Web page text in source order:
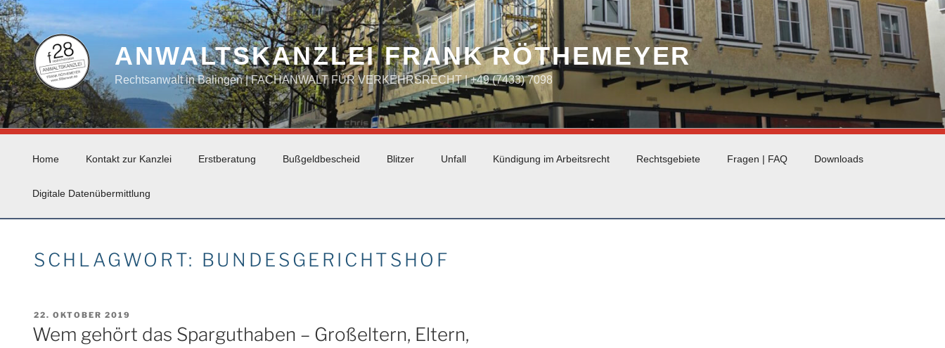
Zum
Inhalt
springen
ANWALTSKANZLEI FRANK RÖTHEMEYER
Rechtsanwalt in Balingen | FACHANWALT FÜR VERKEHRSRECHT | +49 (7433) 7098
Home Kontakt zur Kanzlei Erstberatung Bußgeldbescheid Blitzer Unfall Kündigung im Arbeitsrecht Rechtsgebiete Fragen | FAQ Downloads
Digitale Datenübermittlung
SCHLAGWORT: BUNDESGERICHTSHOF
VERÖFFENTLICHT
AM
22. OKTOBER 2019
Wem gehört das Sparguthaben – Großeltern, Eltern,